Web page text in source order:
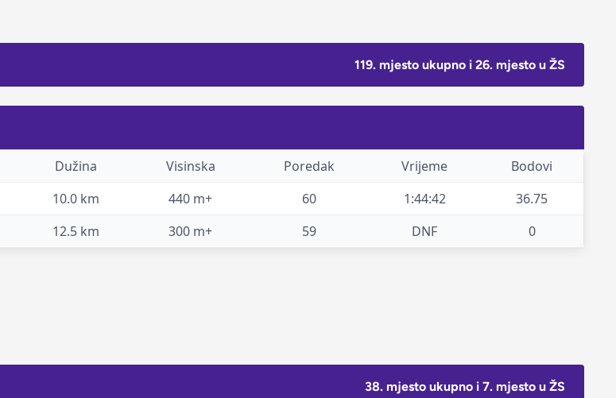
119. mjesto ukupno i 26. mjesto u ŽS
Dužina Visinska Poredak Vrijeme
Bodovi
10.0 km 440 m+ 60 1:44:42
36.75
12.5 km 300 m+ 59 DNF 0
38. mjesto ukupno i 7. mjesto u ŽS